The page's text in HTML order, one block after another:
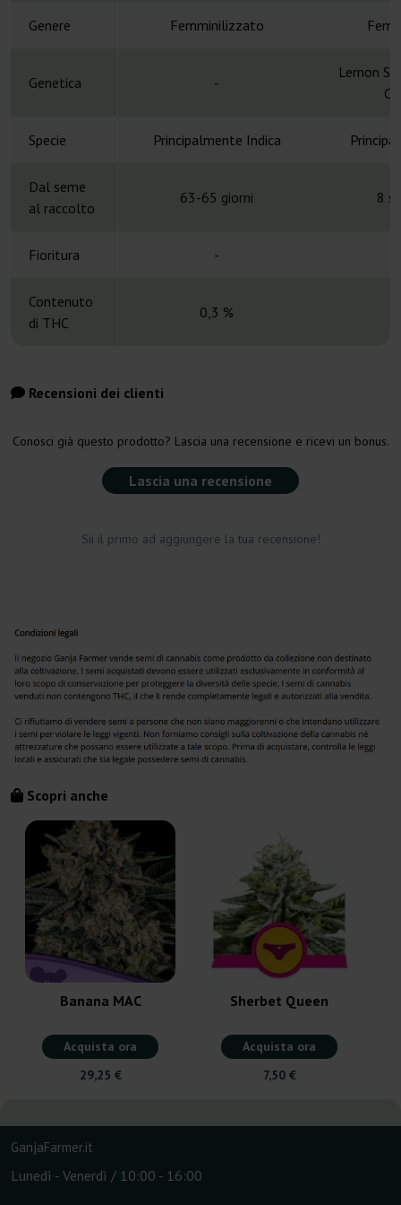
Genere Femminilizzato
Genetica -
Lemon
Specie Principalmente Indica
Dal seme
al raccolto
63-65 giorni 8
Fioritura -
Contenuto
di THC
0,3 %
Recensioni dei clienti
Conosci già questo prodotto? Lascia una recensione e ricevi un bonus.
Lascia una recensione
Sii il primo ad aggiungere la tua recensione!
Scopri anche
Banana MAC
Acquista ora
29,25 €
Sherbet Queen
Acquista ora
7,50 €
GanjaFarmer.it
Lunedì - Venerdì / 10:00 - 16:00